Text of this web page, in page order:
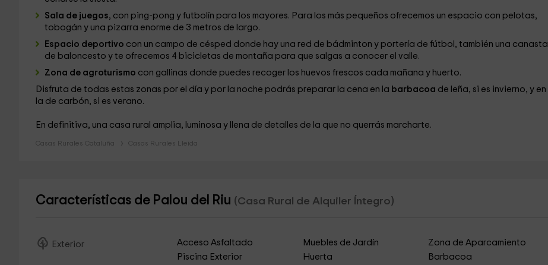
Sala de juegos, con ping-pong y futbolín para los mayores. Para los más pequeños ofrecemos un espacio con pelotas,
tobogán y una pizarra enorme de 3 metros de largo.
Espacio deportivo con un campo de césped donde hay una red de bádminton y portería de fútbol, también una canasta
de baloncesto y te ofrecemos 4 bicicletas de montaña para que salgas a conocer el valle.
Zona de agroturismo con gallinas donde puedes recoger los huevos frescos cada mañana y huerto.
Disfruta de todas estas zonas por el día y por la noche podrás preparar la cena en la barbacoa de leña, si es invierno, y en
la de carbón, si es verano.
En definitiva, una casa rural amplia, luminosa y llena de detalles de la que no querrás marcharte.
Casas Rurales Cataluña Casas Rurales Lleida
Características de Palou del Riu (Casa Rural de Alquiler Íntegro)
Exterior Acceso Asfaltado Muebles de Jardín
Zona de Aparcamiento
Piscina Exterior
Huerta
Barbacoa